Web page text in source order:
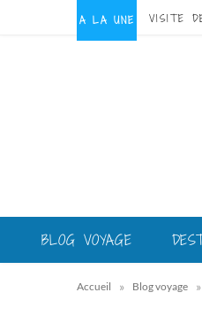
A LA UNE
BLOG VOYAGE
Accueil » Blog voyage »